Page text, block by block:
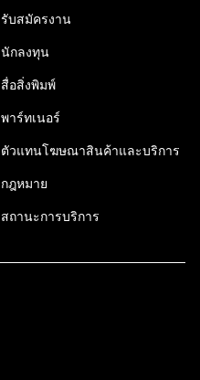
รับสมัครงาน
นักลงทุน
สื่อสิ่งพิมพ์
พาร์ทเนอร์
ตัวแทนโฆษณาสินค้าและบริการ
กฎหมาย
สถานะการบริการ